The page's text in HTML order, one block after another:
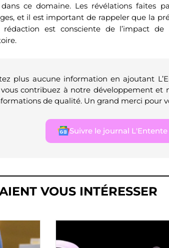
dans ce domaine. Les révélations faites
et il est important de rappeler que la
rédaction est consciente de l’impact
plus aucune information en ajoutant
vous contribuez à notre développement et
de qualité. Un grand merci pour
Suivre le journal
VOUS INTÉRESSER